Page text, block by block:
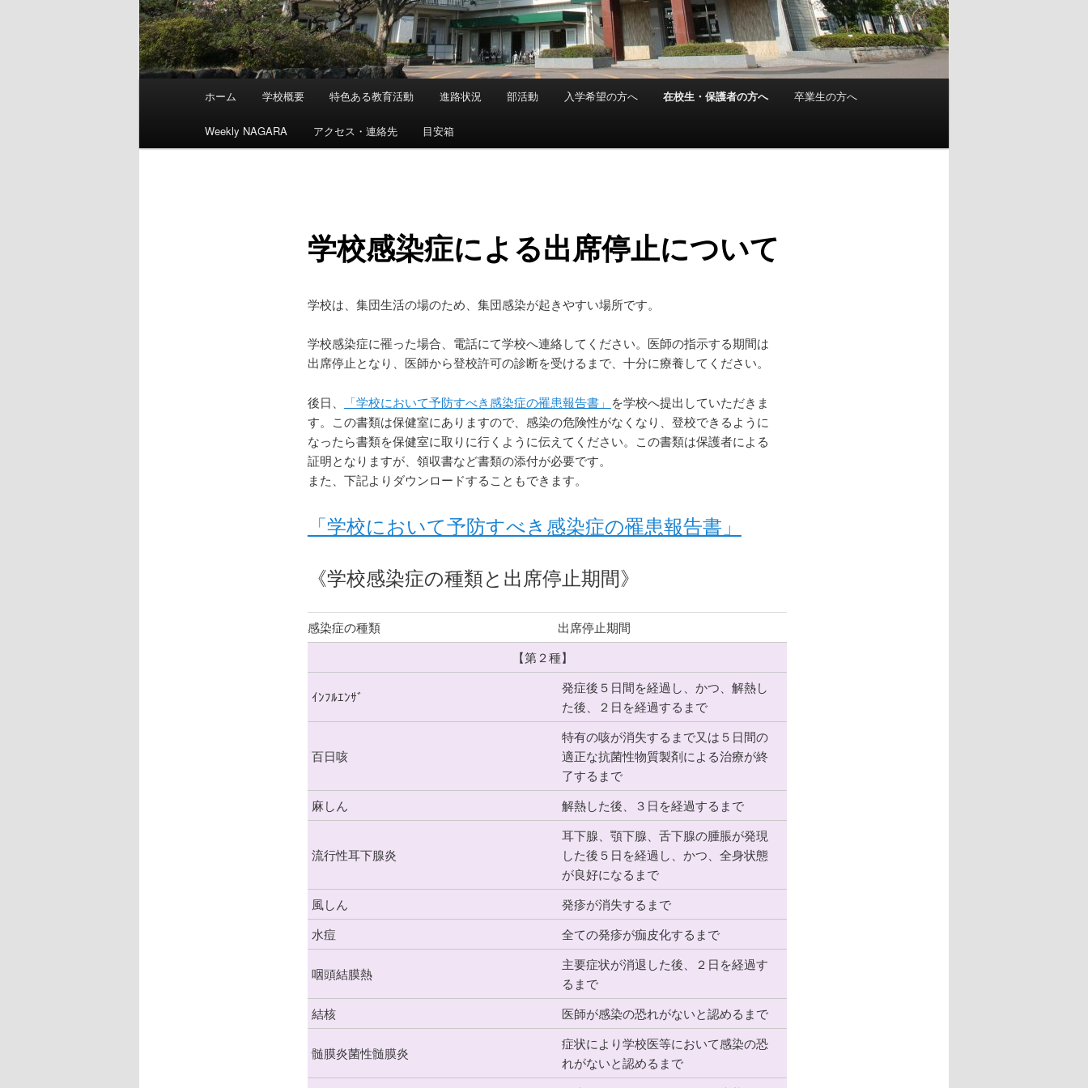
メ
メ
イ
ホーム 学校概要 特色ある教育活動 進路状況 部活動 入学希望の方へ 在校生・保護者の方へ 卒業生の方へ
Weekly NAGARA アクセス・連絡先 目安箱
学校感染症による出席停止について
学校は、集団生活の場のため、集団感染が起きやすい場所です。
学校感染症に罹った場合、電話にて学校へ連絡してください。医師の指示する期間は
出席停止となり、医師から登校許可の診断を受けるまで、十分に療養してください。
後日、 「学校において予防すべき感染症の罹患報告書」 を学校へ提出していただきま
す。この書類は保健室にありますので、感染の危険性がなくなり、登校できるように
なったら書類を保健室に取りに行くように伝えてください。この書類は保護者による
証明となりますが、領収書など書類の添付が必要です。
また、下記よりダウンロードすることもできます。
「学校において予防すべき感染症の罹患報告書」
《学校感染症の種類と出席停止期間》
感染症の種類
出席停止期間
【第２種】
ｲﾝﾌﾙｴﾝｻﾞ
発症後５日間を経過し、かつ、解熱し
た後、２日を経過するまで
百日咳
特有の咳が消失するまで又は５日間の
適正な抗菌性物質製剤による治療が終
了するまで
麻しん
解熱した後、３日を経過するまで
流行性耳下腺炎
耳下腺、顎下腺、舌下腺の腫脹が発現
した後５日を経過し、かつ、全身状態
が良好になるまで
風しん
発疹が消失するまで
水痘
全ての発疹が痂皮化するまで
咽頭結膜熱
主要症状が消退した後、２日を経過す
るまで
結核
医師が感染の恐れがないと認めるまで
髄膜炎菌性髄膜炎
症状により学校医等において感染の恐
れがないと認めるまで